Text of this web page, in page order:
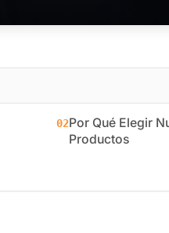
02Por Qué Elegir
Productos